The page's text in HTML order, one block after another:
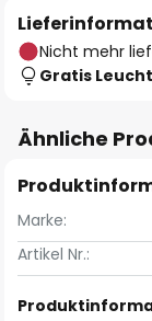
Nicht mehr
Gratis
Ähnliche
Marke:
Artikel Nr.: